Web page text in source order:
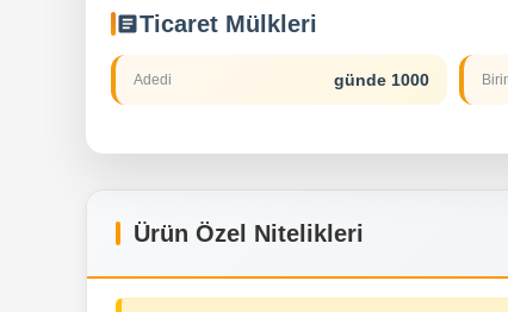
Ticaret Mülkleri
Adedi günde 1000
Ürün Özel Nitelikleri